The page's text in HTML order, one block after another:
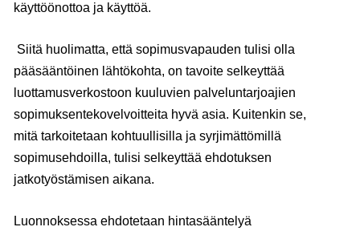
käyttöönottoa ja käyttöä.
Siitä huolimatta, että sopimusvapauden tulisi olla
pääsääntöinen lähtökohta, on tavoite selkeyttää
luottamusverkostoon kuuluvien palveluntarjoajien
sopimuksentekovelvoitteita hyvä asia. Kuitenkin se,
mitä tarkoitetaan kohtuullisilla ja syrjimättömillä
sopimusehdoilla, tulisi selkeyttää ehdotuksen
jatkotyöstämisen aikana.
Luonnoksessa ehdotetaan hintasääntelyä